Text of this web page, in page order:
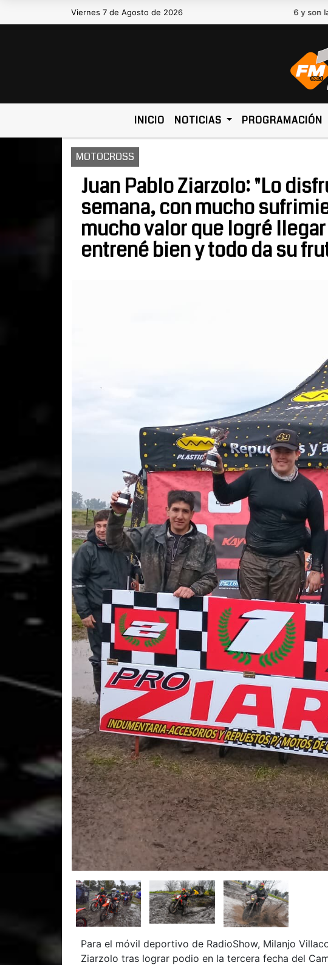
Viernes 7 de Agosto de 2026
Hoy es Viernes 7 de Agosto de 2026 y son las 01:50
INICIO NOTICIAS PROGRAMACIÓN
MOTOCROSS
Juan Pablo Ziarzolo: "Lo
semana, con mucho
mucho valor que logré
entrené bien y todo da su
Para el móvil deportivo de RadioShow, Milanjo
Ziarzolo tras lograr podio en la tercera fecha del